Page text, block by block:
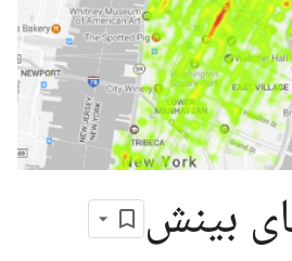
بینش